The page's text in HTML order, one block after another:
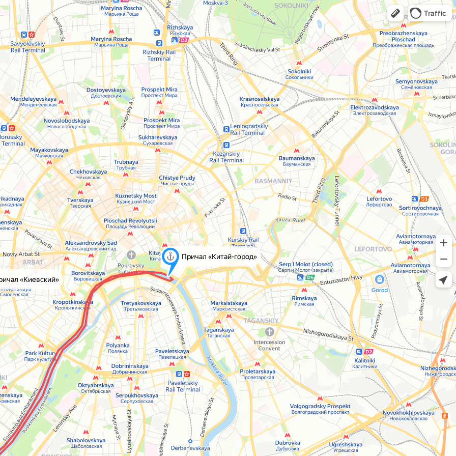
Причал «Китай-город»
«Киевский»
Traffic